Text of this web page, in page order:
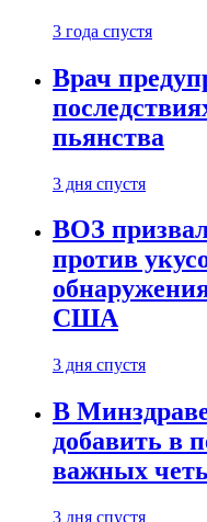
3 года спустя
Врач
пьянства
3 дня спустя
ВОЗ
против
США
3 дня спустя
В
добавить в
важных
3 дня спустя